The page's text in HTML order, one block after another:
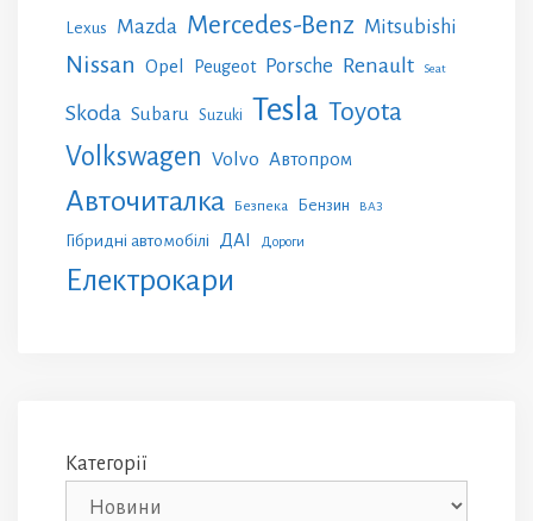
Lexus Mazda Mercedes-Benz Mitsubishi
Nissan Opel Peugeot Porsche Renault Seat
Skoda Subaru Suzuki Tesla Toyota
Volkswagen Volvo Автопром
Авточиталка Безпека Бензин ВАЗ
Гібридні автомобілі ДАІ Дороги
Електрокари
Категорії